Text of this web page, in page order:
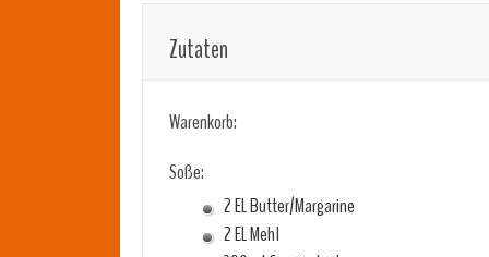
Zutaten
Warenkorb:
Soße:
2 EL Butter/Margarine
2 EL Mehl